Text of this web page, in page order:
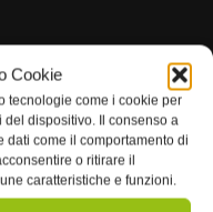
Cookie
tecnologie come i cookie per
dispositivo. Il consenso a
dati come il comportamento di
o ritirare il
caratteristiche e funzioni.